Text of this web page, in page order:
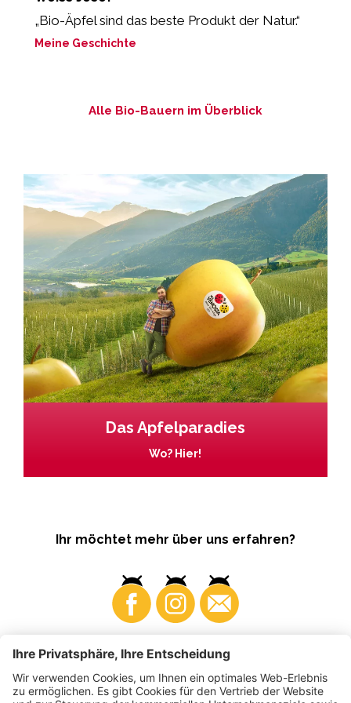
„Bio-Äpfel sind das beste Produkt der Natur.“
Meine Geschichte
Alle Bio-Bauern im Überblick
Das Apfelparadies
Wo? Hier!
Ihr möchtet mehr über uns erfahren?
Business Produzenten